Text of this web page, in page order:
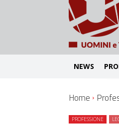
NEWS
Home
PROFESSIONE